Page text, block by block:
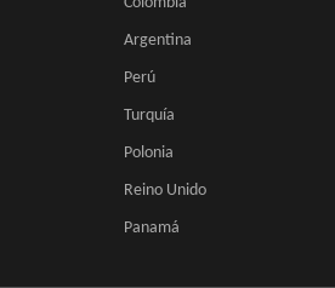
Argentina
Perú
Turquía
Polonia
Reino Unido
Panamá